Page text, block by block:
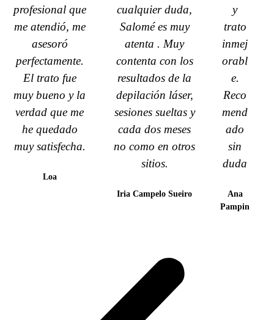
profesional que
me atendió, me
asesoró
perfectamente.
El trato fue
muy bueno y la
verdad que me
he quedado
muy satisfecha.
Loa
cualquier duda,
Salomé es muy
atenta . Muy
contenta con los
resultados de la
depilación láser,
sesiones sueltas y
cada dos meses
no como en otros
sitios.
Iria Campelo Sueiro
y
trato
inmej
orabl
e.
Reco
mend
ado
sin
duda
Ana
Pampin